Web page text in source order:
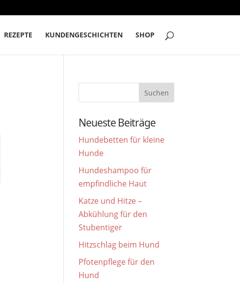
REZEPTE KUNDENGESCHICHTEN SHOP
Neueste Beiträge
Hundebetten für kleine
Hunde
Hundeshampoo für
empfindliche Haut
Katze und Hitze –
Abkühlung für den
Stubentiger
Hitzschlag beim Hund
Pfotenpflege für den
Hund